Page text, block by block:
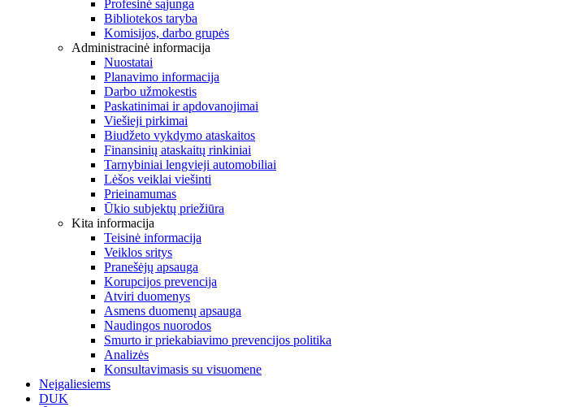
Profesinė sąjunga
Bibliotekos taryba
Komisijos, darbo grupės
Administracinė informacija
Nuostatai
Planavimo informacija
Darbo užmokestis
Paskatinimai ir apdovanojimai
Viešieji pirkimai
Biudžeto vykdymo ataskaitos
Finansinių ataskaitų rinkiniai
Tarnybiniai lengvieji automobiliai
Lėšos veiklai viešinti
Prieinamumas
Ūkio subjektų priežiūra
Kita informacija
Teisinė informacija
Veiklos sritys
Pranešėjų apsauga
Korupcijos prevencija
Atviri duomenys
Asmens duomenų apsauga
Naudingos nuorodos
Smurto ir priekabiavimo prevencijos politika
Analizės
Konsultavimasis su visuomene
Neįgaliesiems
DUK